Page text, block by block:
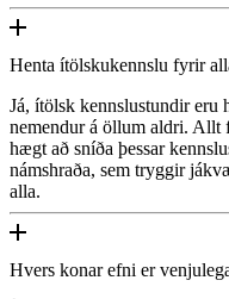
Henta ítölskukennslu fyrir
Já, ítölsk kennslustundir eru
nemendur á öllum aldri.
hægt að sníða þessar
námshraða, sem tryggir
alla.
Hvers konar efni er